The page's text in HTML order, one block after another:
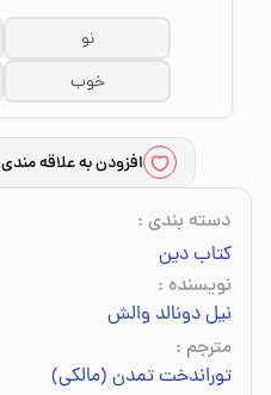
نو
خوب
افزودن به علاقه مندی
دسته بندی :
کتاب دین
نویسنده :
نیل دونالد والش
مترجم :
توراندخت تمدن (مالکی)